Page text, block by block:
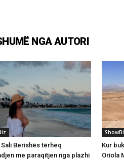
NGA AUTORI
Sali Berishës tërheq
me paraqitjen nga plazhi
Kur
Oriola